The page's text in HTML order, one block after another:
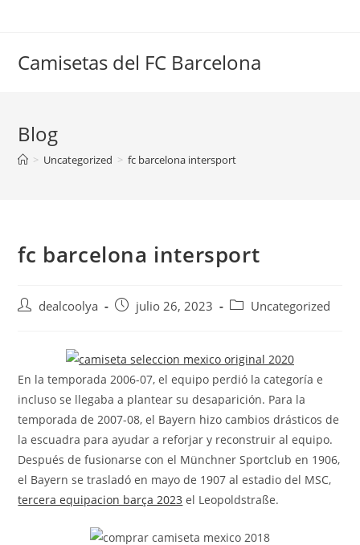
Camisetas del FC Barcelona
Blog
> Uncategorized > fc barcelona intersport
fc barcelona intersport
Autordealcoolya
Publicación
entrada:
julio 26, 2023
Categoría
entrada:
Uncategorized
En la temporada 2006-07, el equipo perdió la categoría e
incluso se llegaba a plantear su desaparición. Para la
temporada de 2007-08, el Bayern hizo cambios drásticos de
la escuadra para ayudar a reforjar y reconstruir al equipo.
Después de fusionarse con el Münchner Sportclub en 1906,
el Bayern se trasladó en mayo de 1907 al estadio del MSC,
tercera equipacion barça 2023 el Leopoldstraße.